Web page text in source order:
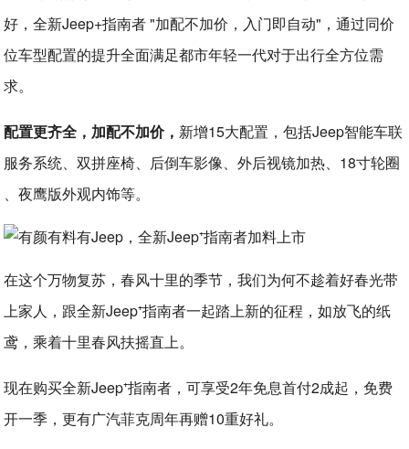
好，全新Jeep+指南者 "加配不加价，入门即自动"，通过同价
位车型配置的提升全面满足都市年轻一代对于出行全方位需
求。
配置更齐全，加配不加价， 新增15大配置，包括Jeep智能车联
服务系统、双拼座椅、后倒车影像、外后视镜加热、18寸轮圈
、夜鹰版外观内饰等。
在这个万物复苏，春风十里的季节，我们为何不趁着好春光带
上家人，跟全新Jeep⁺指南者一起踏上新的征程，如放飞的纸
鸢，乘着十里春风扶摇直上。
现在购买全新Jeep⁺指南者，可享受2年免息首付2成起，免费
开一季，更有广汽菲克周年再赠10重好礼。